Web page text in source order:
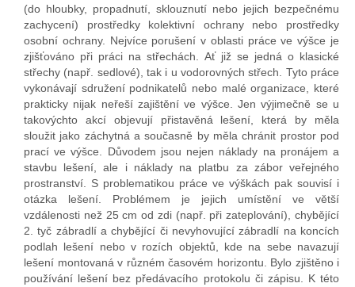
(do hloubky, propadnutí, sklouznutí nebo jejich bezpečnému
zachycení) prostředky kolektivní ochrany nebo prostředky
osobní ochrany. Nejvíce porušení v oblasti práce ve výšce je
zjišťováno při práci na střechách. Ať již se jedná o klasické
střechy (např. sedlové), tak i u vodorovných střech. Tyto práce
vykonávají sdružení podnikatelů nebo malé organizace, které
prakticky nijak neřeší zajištění ve výšce. Jen výjimečně se u
takovýchto akcí objevují přistavěná lešení, která by měla
sloužit jako záchytná a současně by měla chránit prostor pod
prací ve výšce. Důvodem jsou nejen náklady na pronájem a
stavbu lešení, ale i náklady na platbu za zábor veřejného
prostranství. S problematikou práce ve výškách pak souvisí i
otázka lešení. Problémem je jejich umístění ve větší
vzdálenosti než 25 cm od zdi (např. při zateplování), chybějící
2. tyč zábradlí a chybějící či nevyhovující zábradlí na koncích
podlah lešení nebo v rozích objektů, kde na sebe navazují
lešení montovaná v různém časovém horizontu. Bylo zjištěno i
používání lešení bez předávacího protokolu či zápisu. K této